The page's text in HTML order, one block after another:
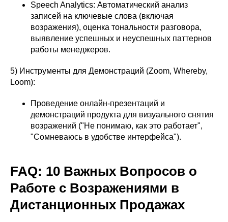
Speech Analytics: Автоматический анализ
записей на ключевые слова (включая
возражения), оценка тональности разговора,
выявление успешных и неуспешных паттернов
работы менеджеров.
5) Инструменты для Демонстраций (Zoom, Whereby,
Loom):
Проведение онлайн-презентаций и
демонстраций продукта для визуального снятия
возражений ("Не понимаю, как это работает",
"Сомневаюсь в удобстве интерфейса").
FAQ: 10 Важных Вопросов о
Работе с Возражениями в
Дистанционных Продажах